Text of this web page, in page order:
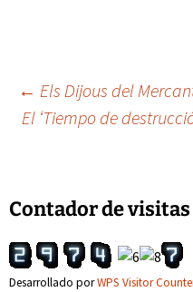
entradas
← Els Dijous del
El ‘Tiempo de
Contador de visitas
Desarrollado porWPS Visitor